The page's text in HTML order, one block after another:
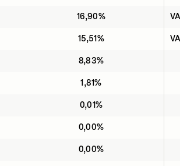
16,90%
15,51%
8,83%
1,81%
0,01%
0,00%
0,00%